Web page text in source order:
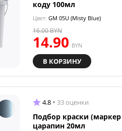
коду 100мл
Цвет: GM 05U (Misty Blue)
14.90 BYN
16.00BYN
В КОРЗИНУ
4.8 33 оценки
Подбор краски
царапин 20мл